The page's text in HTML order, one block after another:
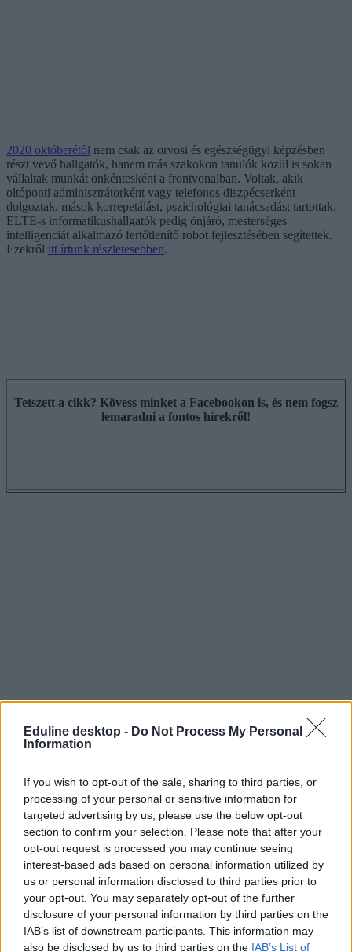
Eduline desktop - Do Not Process My Personal
Information
If you wish to opt-out of the sale, sharing to third parties, or
processing of your personal or sensitive information for
targeted advertising by us, please use the below opt-out
section to confirm your selection. Please note that after your
opt-out request is processed you may continue seeing
interest-based ads based on personal information utilized by
us or personal information disclosed to third parties prior to
your opt-out. You may separately opt-out of the further
disclosure of your personal information by third parties on the
IAB’s list of downstream participants. This information may
also be disclosed by us to third parties on the IAB’s List of
2020 októberétől nem csak az orvosi és egészségügyi képzésben
részt vevő hallgatók, hanem más szakokon tanulók közül is sokan
vállaltak munkát önkéntesként a frontvonalban. Voltak, akik
oltóponti adminisztrátorként vagy telefonos diszpécserként
dolgoztak, mások korrepetálást, pszichológiai tanácsadást tartottak,
ELTE-s informatikushallgatók pedig önjáró, mesterséges
intelligenciát alkalmazó fertőtlenítő robot fejlesztésében segítettek.
Ezekről itt írtunk részletesebben.
Tetszett a cikk? Kövess minket a Facebookon is, és nem fogsz
lemaradni a fontos hírekről!
koronavírus
fesztivál
orvostanhallgató
fesztiválszezon
fesztiválok 2021
önkéntesek
EFOTT 2021
fesztiválok belépőjegyek